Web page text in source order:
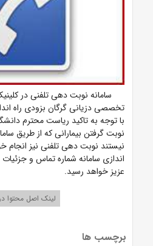
سامانه نوبت دهی تلفنی در
تخصصی دزیانی گرگان بزودی راه
با توجه به تاکید ریاست محترم
نوبت گرفتن بیمارانی که از طریق
نیستند نوبت دهی تلفنی نیز انجام
اندازی سامانه شماره تماس و
عزیز خواهد رسید.
لینک اصل محتوا
برچسب ها